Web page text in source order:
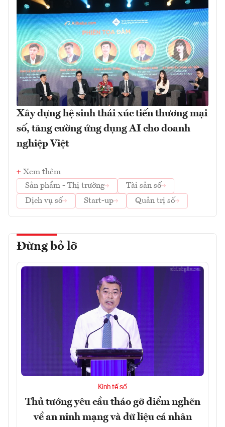
Xây dựng hệ sinh thái xúc tiến thương mại
số, tăng cường ứng dụng AI cho doanh
nghiệp Việt
Xem thêm
Sản phẩm - Thị trường
Tài sản số
Dịch vụ số
Start-up Quản trị số
Đừng bỏ lỡ
Kinh tế số
Thủ tướng yêu cầu tháo gỡ điểm nghẽn
về an ninh mạng và dữ liệu cá nhân